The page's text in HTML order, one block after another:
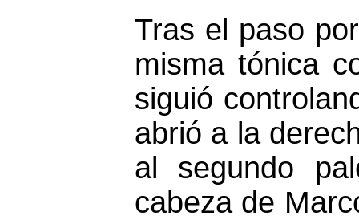
Tras el paso
misma tónica
siguió
abrió a la
al segundo
cabeza de